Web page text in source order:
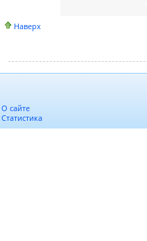
Наверх
О сайте
Статистика